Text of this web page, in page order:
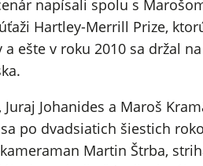
napísali spolu s
Hartley-Merrill Prize,
ešte v roku 2010 sa držal
Johanides a Maroš
po dvadsiatich šiestich
Martin Štrba,